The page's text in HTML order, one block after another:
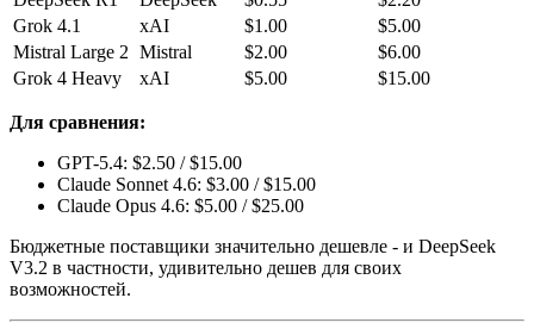
Grok 4.1
xAI $1.00
$5.00
Mistral Large 2 Mistral $2.00
$6.00
Grok 4 Heavy
xAI $5.00 $15.00
Для сравнения:
GPT-5.4: $2.50 / $15.00
Claude Sonnet 4.6: $3.00 / $15.00
Claude Opus 4.6: $5.00 / $25.00
Бюджетные поставщики значительно дешевле - и DeepSeek
V3.2 в частности, удивительно дешев для своих
возможностей.